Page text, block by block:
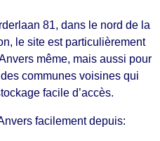
81, dans le nord de la
le site est particulièrement
même, mais aussi pour
communes voisines qui
facile d’accès.
facilement depuis: